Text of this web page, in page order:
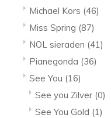
Michael Kors (46)
Miss Spring (87)
NOL sieraden (41)
Pianegonda (36)
See You (16)
See you Zilver (0)
See You Gold (1)